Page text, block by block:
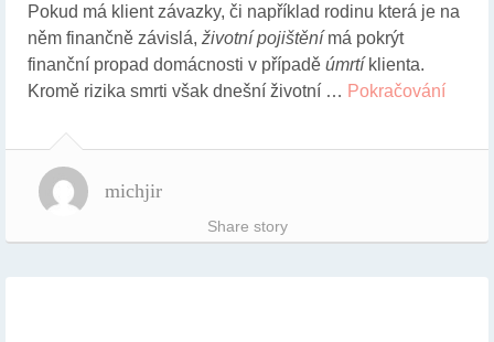
Pokud má klient závazky, či například rodinu která je na
něm finančně závislá, životní pojištěnímá pokrýt
finanční propad domácnosti v případě úmrtíklienta.
Kromě rizika smrti však dnešní životní … Pokračování
michjir
Share story